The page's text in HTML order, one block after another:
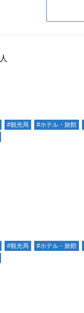
人
#観光局 #ホテル・旅館
#観光局 #ホテル・旅館